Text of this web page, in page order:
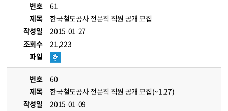
번호
61
제목
한국철도공사 전문직 직원 공개 모집
작성일
2015-01-27
조회수
21,223
파일
번호
60
제목
한국철도공사 전문직 직원 공개 모집(~1.27)
작성일
2015-01-09